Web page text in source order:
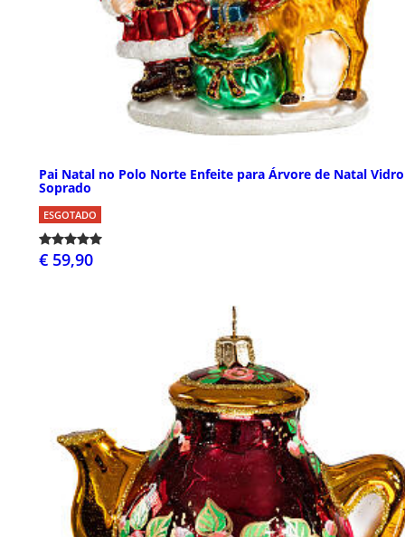
Pai Natal no Polo Norte Enfeite para Árvore de Natal Vidro
Soprado
ESGOTADO
€ 59,90